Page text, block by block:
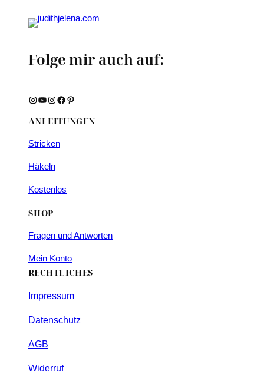
Folge mir auch auf:
Instagram YouTube Instagram Facebook Pinterest
ANLEITUNGEN
Stricken
Häkeln
Kostenlos
SHOP
Fragen und Antworten
Mein Konto
RECHTLICHES
Impressum
Datenschutz
AGB
Widerruf